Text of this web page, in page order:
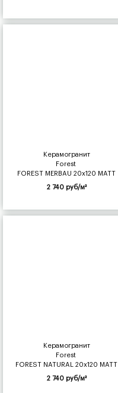
Керамогранит
Forest
FOREST MERBAU 20x120 MATT
2 740 руб/м²
Керамогранит
Forest
FOREST NATURAL 20x120 MATT
2 740 руб/м²